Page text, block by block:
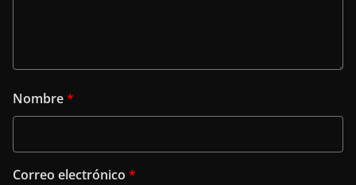
Nombre*
Correo electrónico *